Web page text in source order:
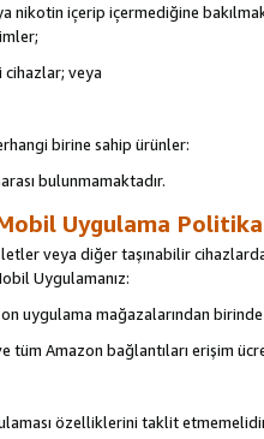
nikotin içerip içermediğine
cihazlar; veya
birine sahip ürünler:
bulunmamaktadır.
Uygulama
veya diğer taşınabilir
Uygulamanız:
uygulama mağazalarından birinde
Amazon bağlantıları erişim
özelliklerini taklit